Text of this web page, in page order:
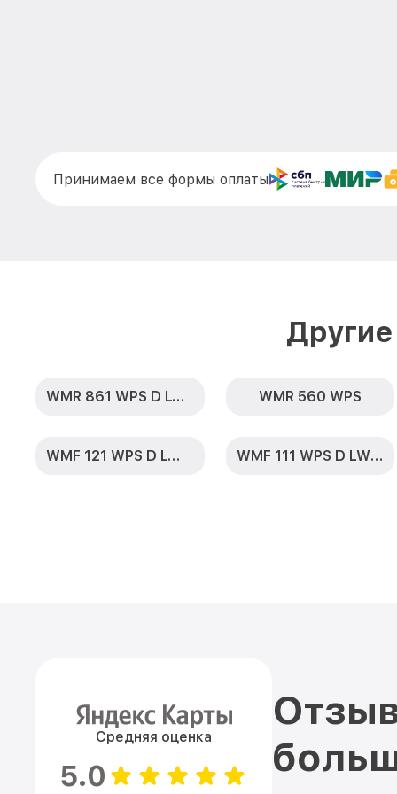
Принимаем все формы оплаты
WMR 861 WPS D LW PWash 2.0 & TDos XL WMR 560 WPS
WMF 121 WPS D LW PWash 2.0 WMF 111 WPS D LW PWash 2.0 1400
Средняя оценка
5.0